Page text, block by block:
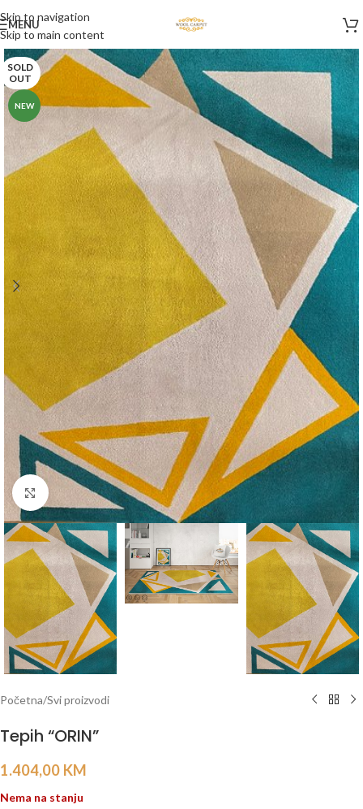
Skip to navigation
Skip to main content
MENU
SOLD
OUT
NEW
Click to enlarge
Početna/Svi proizvodi
Tepih “ORIN”
1.404,00 KM
Nema na stanju